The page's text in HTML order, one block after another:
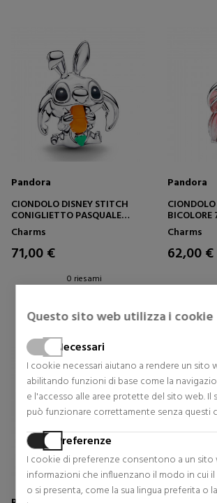
Questo sito web utilizza i cookie
Necessari
I cookie necessari aiutano a rendere un sito
abilitando funzioni di base come la
e l'accesso alle aree protette del sito web. Il
può funzionare correttamente senza questi
Preferenze
I cookie di preferenze consentono a un sito
informazioni che influenzano il modo in cui
o si presenta, come la sua lingua preferita o
Pandora
CIONDOLO DISNEY STITCH
CONIGLIETTO PASQUALE
794498C01
Charms
71,00 €
0 riesami
Pandora
Charms
62,00 €